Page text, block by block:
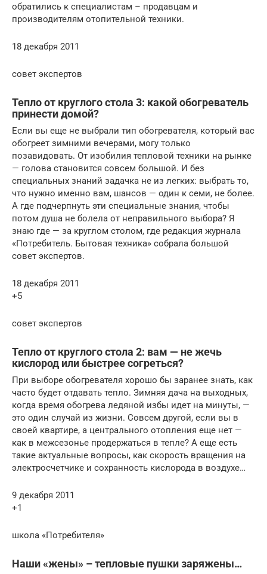
обратились к специалистам – продавцам и
производителям отопительной техники.
18 декабря 2011
совет экспертов
Тепло от круглого стола 3: какой обогреватель
принести домой?
Eсли вы еще не выбрали тип обогревателя, который вас
обогреет зимними вечерами, могу только
позавидовать. От изобилия тепловой техники на рынке
— голова становится совсем большой. И без
специальных знаний задачка не из легких: выбрать то,
что нужно именно вам, шансов — один к семи, не более.
А где подчерпнуть эти специальные знания, чтобы
потом душа не болела от неправильного выбора? Я
знаю где — за круглом столом, где редакция журнала
«Потребитель. Бытовая техника» собрала большой
совет экспертов.
18 декабря 2011
+5
совет экспертов
Тепло от круглого стола 2: вам — не жечь
кислород или быстрее согреться?
При выборе обогревателя хорошо бы заранее знать, как
часто будет отдавать тепло. Зимняя дача на выходных,
когда время обогрева ледяной избы идет на минуты, —
это один случай из жизни. Совсем другой, если вы в
своей квартире, а центрального отопления еще нет —
как в межсезонье продержаться в тепле? А еще есть
такие актуальные вопросы, как скорость вращения на
электросчетчике и сохранность кислорода в воздухе…
9 декабря 2011
+1
школа «Потребителя»
Наши «жены» – тепловые пушки заряжены…